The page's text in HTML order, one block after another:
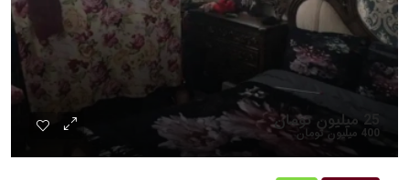
25 میلیون تومان
400 میلیون تومان